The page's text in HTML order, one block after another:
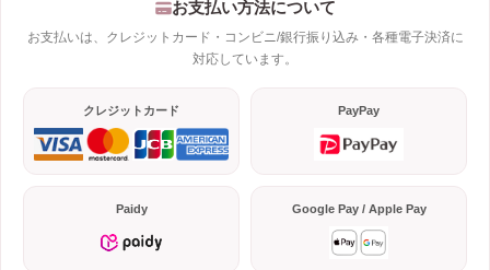
お支払い方法について
お支払いは、クレジットカード・コンビニ/銀行振り込み・各種電子決済に
対応しています。
クレジットカード PayPay
Paidy Google Pay / Apple Pay